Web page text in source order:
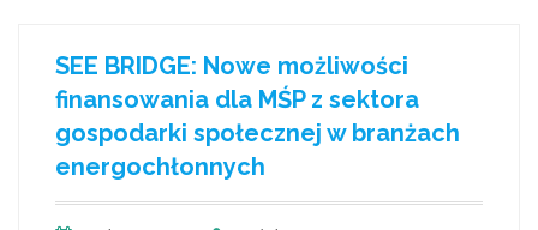
SEE BRIDGE: Nowe możliwości
finansowania dla MŚP z sektora
gospodarki społecznej w branżach
energochłonnych